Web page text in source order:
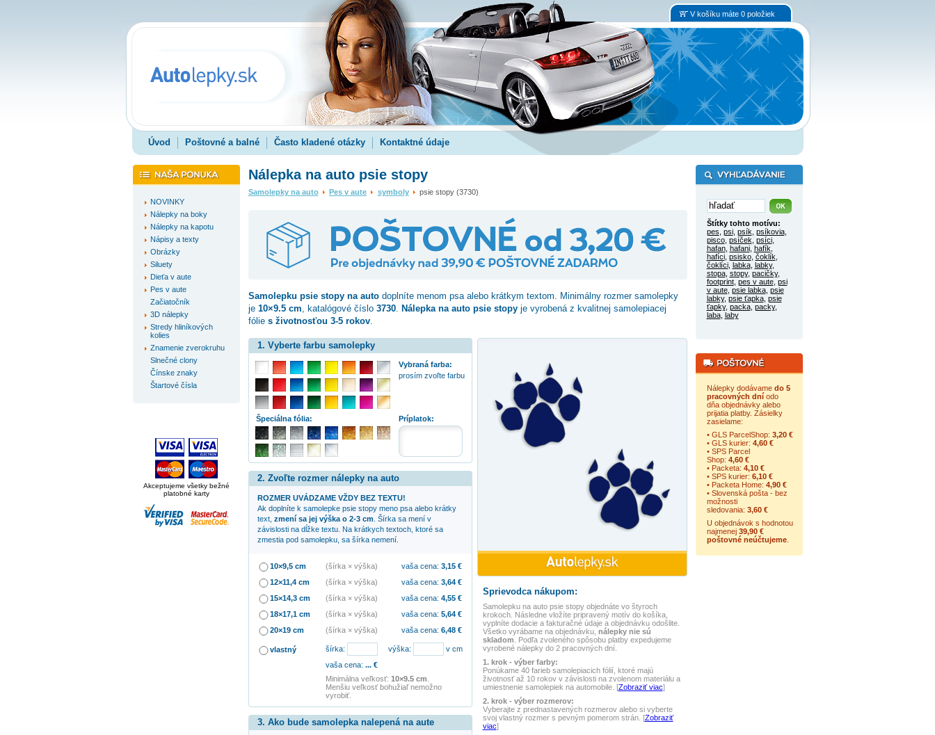
V košíku máte 0 položiek
Úvod Poštovné a balné Často kladené otázky Kontaktné údaje
NOVINKY
Nálepky na boky
Nálepky na kapotu
Nápisy a texty
Obrázky
Siluety
Dieťa v aute
Pes v aute
Začiatočník
3D nálepky
Stredy hliníkových
kolies
Znamenie zverokruhu
Slnečné clony
Čínske znaky
Štartové čísla
Akceptujeme všetky bežné
platobné karty
Nálepka na auto psie stopy
Samolepky na auto Pes v aute symboly psie stopy (3730)
Samolepku psie stopyna autodoplníte menom psa alebo krátkym textom. Minimálny rozmer samolepky
je 10×9.5 cm, katalógové číslo 3730. Nálepka na auto psie stopyje vyrobená z kvalitnej samolepiacej
fólie s životnosťou 3-5 rokov.
Sprievodca nákupom:
Samolepku na auto psie stopyobjednáte vo štyroch
krokoch. Následne vložíte pripravený motív do košíka,
vyplníte dodacie a fakturačné údaje a objednávku odošlite.
Všetko vyrábame na objednávku, nálepky nie sú
skladom . Podľa zvoleného spôsobu platby expedujeme
vyrobené nálepky do 2 pracovných dní.
1. krok - výber farby:
Ponúkame 40 farieb samolepiacich fólií, ktoré majú
životnosť až 10 rokov v závislosti na zvolenom materiálu a
umiestnenie samolepiek na automobile. [Zobraziť viac]
2. krok - výber rozmerov:
Vyberajte z prednastavených rozmerov alebo si vyberte
svoj vlastný rozmer s pevným pomerom strán. [Zobraziť
viac]
1. Vyberte farbu samolepky
Vybraná farba:
prosím zvoľte farbu
Príplatok:
Špeciálna fólia:
2. Zvoľte rozmer nálepky na auto
ROZMER UVÁDZAME VŽDY BEZ TEXTU!
Ak doplníte k samolepke psie stopymeno psa alebo krátky
text, zmení sa jej výška o 2-3 cm. Šírka sa mení v
závislosti na dĺžke textu. Na krátkych textoch, ktoré sa
zmestia pod samolepku, sa šírka nemení.
10×9,5 cm (šírka × výška) vaša cena: 3,15€
12×11,4 cm
(šírka × výška) vaša cena: 3,64€
15×14,3 cm
(šírka × výška) vaša cena: 4,55€
18×17,1 cm
(šírka × výška) vaša cena: 5,64€
20×19 cm
(šírka × výška) vaša cena: 6,48€
vlastný šírka: výška:
v cm
vaša cena: ...€
Minimálna veľkosť: 10×9.5 cm
Menšiu veľkosť bohužiaľ nemožno
vyrobiť.
3. Ako bude samolepka nalepená na aute
Štítky tohto motívu:
pes psi, psík psíkovia,
pisco, psíček psíci,
hafan, hafani, hafík
hafíci, psisko, čoklík
čoklíci, labka, labky,
stopa, stopy, pacičky,
footprint, pes v aute, psi
v aute, psie labka, psie
labky, psie ťapka, psie
ťapky, packa, packy,
laba, laby
Nálepky dodávame do 5
pracovných dníodo
dňa objednávky alebo
prijatia platby. Zásielky
zasielame:
• GLS ParcelShop: 3,20 €
• GLS kurier: 4,60 €
• SPS Parcel
Shop: 4,60 €
• Packeta: 4,10 €
• SPS kurier: 6,10 €
• Packeta Home: 4,90 €
• Slovenská pošta - bez
možnosti
sledovania: 3,60 €
U objednávok s hodnotou
najmenej 39,90 €
poštovné neúčtujeme.